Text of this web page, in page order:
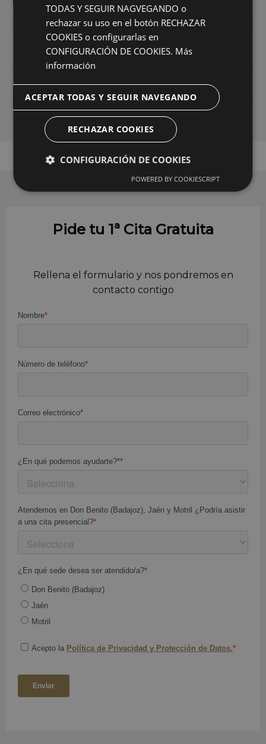
Preguntas frecuentes
¿Cuál es el procedimiento para su
colocación?
Fase de Procedimiento
Fase de Recuperación
Pide tu 1ª Cita Gratuita
Rellena el formulario y nos pondremos en
contacto contigo
TODAS Y SEGUIR NAGVEGANDO o
rechazar su uso en el botón RECHAZAR
COOKIES o configurarlas en
CONFIGURACIÓN DE COOKIES. Más
información
ACEPTAR TODAS Y SEGUIR NAVEGANDO
RECHAZAR COOKIES
CONFIGURACIÓN DE COOKIES
POWERED BY COOKIESCRIPT